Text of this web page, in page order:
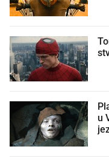
u